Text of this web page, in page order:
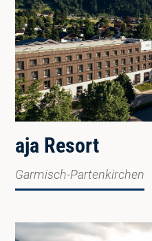
aja Resort
Garmisch-Partenkirchen